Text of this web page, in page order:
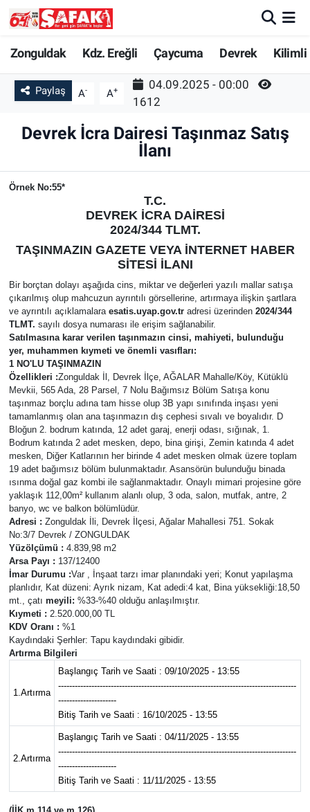
Zonguldak Kdz. Ereğli Çaycuma Devrek Kilimli
Paylaş A- A+
04.09.2025 - 00:00
1612
Devrek İcra Dairesi Taşınmaz Satış
İlanı
Örnek No:55*
T.C.
DEVREK İCRA DAİRESİ
2024/344 TLMT.
TAŞINMAZIN GAZETE VEYA İNTERNET HABER
SİTESİ İLANI
Bir borçtan dolayı aşağıda cins, miktar ve değerleri yazılı mallar satışa
çıkarılmış olup mahcuzun ayrıntılı görsellerine, artırmaya ilişkin şartlara
ve ayrıntılı açıklamalara esatis.uyap.gov.tradresi üzerinden 2024/344
TLMT. sayılı dosya numarası ile erişim sağlanabilir.
Satılmasına karar verilen taşınmazın cinsi, mahiyeti, bulunduğu
yer, muhammen kıymeti ve önemli vasıfları:
1 NO'LU TAŞINMAZIN
Özellikleri :Zonguldak İl, Devrek İlçe, AĞALAR Mahalle/Köy, Kütüklü
Mevkii, 565 Ada, 28 Parsel, 7 Nolu Bağımsız Bölüm Satışa konu
taşınmaz borçlu adına tam hisse olup 3B yapı sınıfında inşası yeni
tamamlanmış olan ana taşınmazın dış cephesi sıvalı ve boyalıdır. D
Bloğun 2. bodrum katında, 12 adet garaj, enerji odası, sığınak, 1.
Bodrum katında 2 adet mesken, depo, bina girişi, Zemin katında 4 adet
mesken, Diğer Katlarının her birinde 4 adet mesken olmak üzere toplam
19 adet bağımsız bölüm bulunmaktadır. Asansörün bulunduğu binada
ısınma doğal gaz kombi ile sağlanmaktadır. Onaylı mimari projesine göre
yaklaşık 112,00m² kullanım alanlı olup, 3 oda, salon, mutfak, antre, 2
banyo, wc ve balkon bölümlüdür.
Adresi : Zonguldak İli, Devrek İlçesi, Ağalar Mahallesi 751. Sokak
No:3/7 Devrek / ZONGULDAK
Yüzölçümü : 4.839,98 m2
Arsa Payı : 137/12400
İmar Durumu :Var , İnşaat tarzı imar planındaki yeri; Konut yapılaşma
planlıdır, Kat düzeni: Ayrık nizam, Kat adedi:4 kat, Bina yüksekliği:18,50
mt., çatı meyili: %33-%40 olduğu anlaşılmıştır.
Kıymeti : 2.520.000,00 TL
KDV Oranı : %1
Kaydındaki Şerhler: Tapu kaydındaki gibidir.
Artırma Bilgileri
1.Artırma
Başlangıç Tarih ve Saati : 09/10/2025 - 13:55
--------------------------------------------------------------------------------------
---------------------
Bitiş Tarih ve Saati : 16/10/2025 - 13:55
2.Artırma
Başlangıç Tarih ve Saati : 04/11/2025 - 13:55
--------------------------------------------------------------------------------------
---------------------
Bitiş Tarih ve Saati : 11/11/2025 - 13:55
Zonguldak
Kdz. Ereğli
Çaycuma
Kilimli
Resmi İlan
Zonguldak Nöbetçi Eczaneler
Zonguldak Hava Durumu
Zonguldak Namaz Vakitleri
Zonguldak Trafik Yoğunluk Haritası
Süper Lig Puan Durumu ve Fikstür
Tüm Manşetler
Son Dakika Haberleri
Haber Arşivi